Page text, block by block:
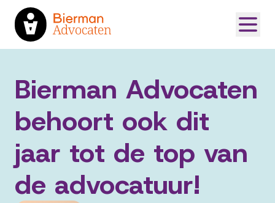
Bierman Advocaten
behoort ook dit
jaar tot de top van
de advocatuur!